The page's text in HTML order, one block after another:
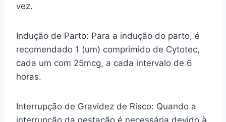
vez.
Indução de Parto: Para a indução do parto, é
recomendado 1 (um) comprimido de Cytotec,
cada um com 25mcg, a cada intervalo de 6
horas.
Interrupção de Gravidez de Risco: Quando a
interrupção da gestação é necessária devido à